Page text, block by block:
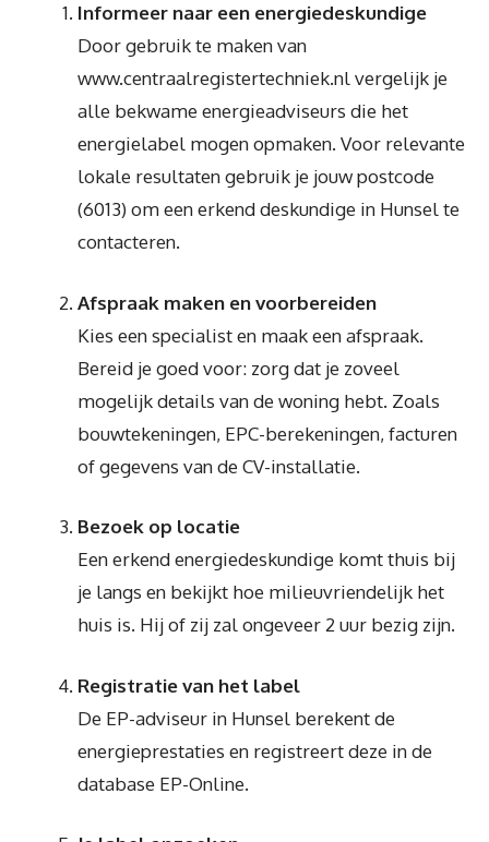
Informeer naar een energiedeskundige
Door gebruik te maken van
www.centraalregistertechniek.nl vergelijk je
alle bekwame energieadviseurs die het
energielabel mogen opmaken. Voor relevante
lokale resultaten gebruik je jouw postcode
(6013) om een erkend deskundige in Hunsel te
contacteren.
Afspraak maken en voorbereiden
Kies een specialist en maak een afspraak.
Bereid je goed voor: zorg dat je zoveel
mogelijk details van de woning hebt. Zoals
bouwtekeningen, EPC-berekeningen, facturen
of gegevens van de CV-installatie.
Bezoek op locatie
Een erkend energiedeskundige komt thuis bij
je langs en bekijkt hoe milieuvriendelijk het
huis is. Hij of zij zal ongeveer 2 uur bezig zijn.
Registratie van het label
De EP-adviseur in Hunsel berekent de
energieprestaties en registreert deze in de
database EP-Online.